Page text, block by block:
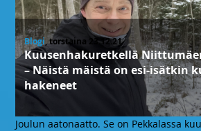
Blogi, torstaina 23.12.21
Kuusenhakuretkellä
– Näistä mäistä on esi-isätkin
hakeneet
Joulun aatonaatto. Se on Pekkalassa